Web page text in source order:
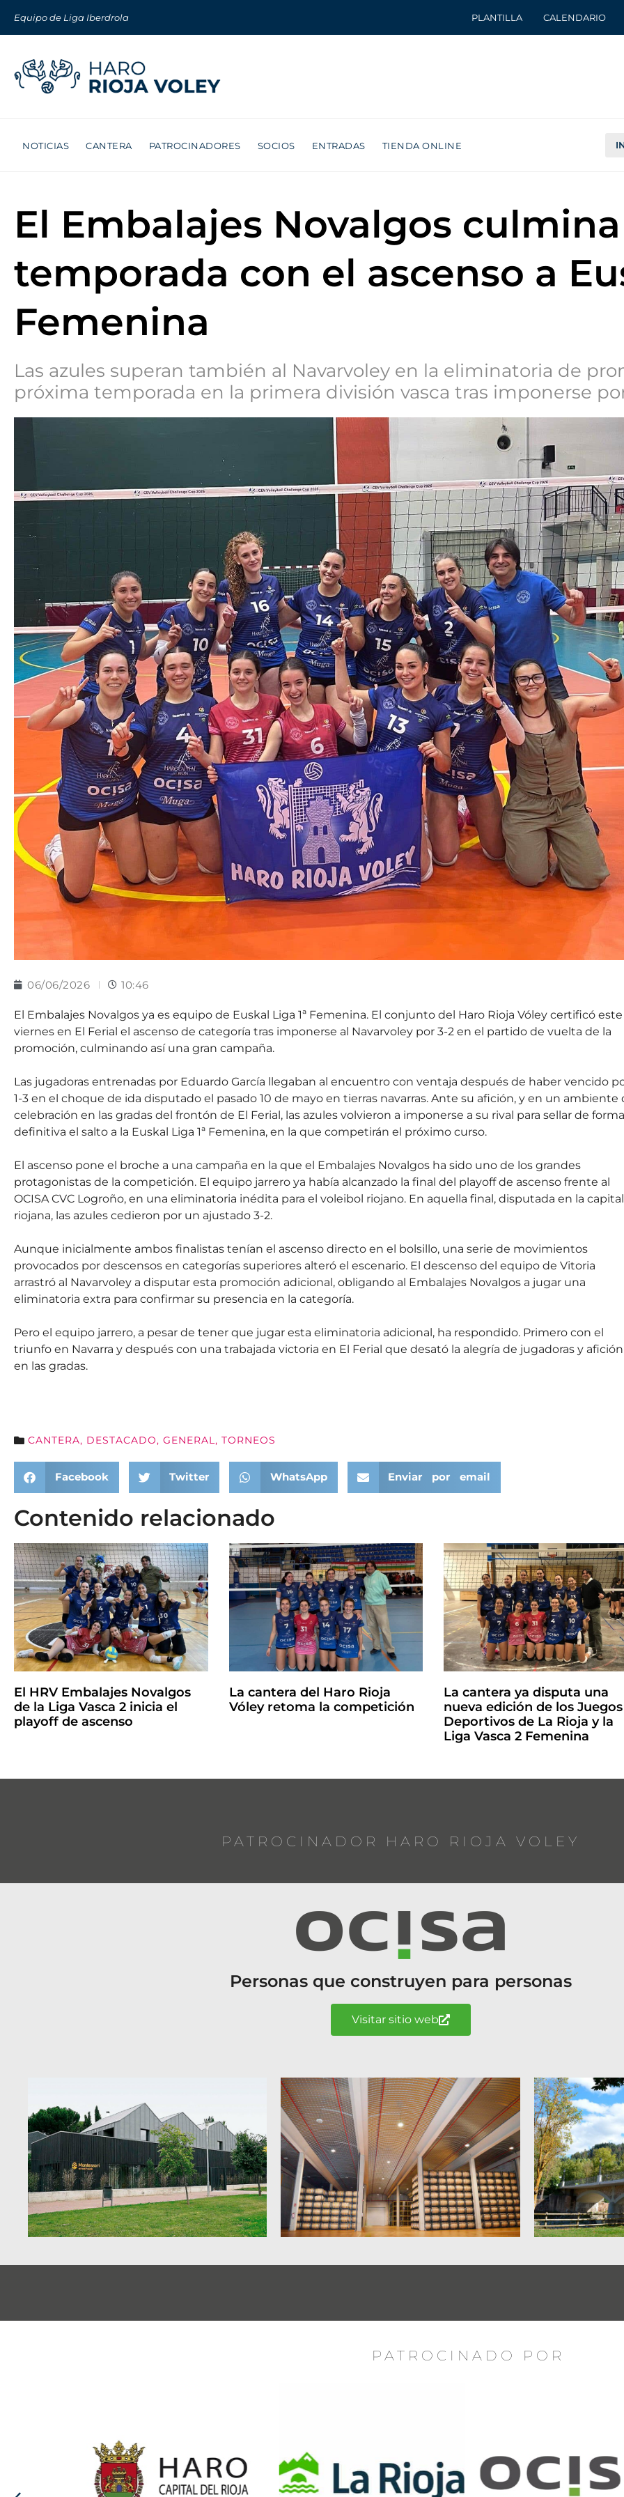
Equipo de Liga Iberdrola PLANTILLA CALENDARIO
NOTICIAS CANTERA PATROCINADORES SOCIOS ENTRADAS TIENDA ONLINE
El Embalajes Novalgos
temporada con el ascenso a
Femenina
Las azules superan también al Navarvoley en la eliminatoria de
próxima temporada en la primera división vasca tras imponerse
06/06/2026 10:46
El Embalajes Novalgos ya es equipo de Euskal Liga 1ª Femenina. El conjunto del Haro Rioja Vóley certificó este
viernes en El Ferial el ascenso de categoría tras imponerse al Navarvoley por 3-2 en el partido de vuelta de la
promoción, culminando así una gran campaña.
Las jugadoras entrenadas por Eduardo García llegaban al encuentro con ventaja después de haber vencido
1-3 en el choque de ida disputado el pasado 10 de mayo en tierras navarras. Ante su afición, y en un ambiente
celebración en las gradas del frontón de El Ferial, las azules volvieron a imponerse a su rival para sellar de forma
definitiva el salto a la Euskal Liga 1ª Femenina, en la que competirán el próximo curso.
El ascenso pone el broche a una campaña en la que el Embalajes Novalgos ha sido uno de los grandes
protagonistas de la competición. El equipo jarrero ya había alcanzado la final del playoff de ascenso frente al
OCISA CVC Logroño, en una eliminatoria inédita para el voleibol riojano. En aquella final, disputada en la capital
riojana, las azules cedieron por un ajustado 3-2.
Aunque inicialmente ambos finalistas tenían el ascenso directo en el bolsillo, una serie de movimientos
provocados por descensos en categorías superiores alteró el escenario. El descenso del equipo de Vitoria
arrastró al Navarvoley a disputar esta promoción adicional, obligando al Embalajes Novalgos a jugar una
eliminatoria extra para confirmar su presencia en la categoría.
Pero el equipo jarrero, a pesar de tener que jugar esta eliminatoria adicional, ha respondido. Primero con el
triunfo en Navarra y después con una trabajada victoria en El Ferial que desató la alegría de jugadoras y afición
en las gradas.
CANTERA, DESTACADO, GENERAL, TORNEOS
Facebook Twitter WhatsApp Enviar por email
Contenido relacionado
El HRV Embalajes Novalgos
de la Liga Vasca 2 inicia el
playoff de ascenso
La cantera del Haro Rioja
Vóley retoma la competición
La cantera ya disputa una
nueva edición de los Juegos
Deportivos de La Rioja y la
Liga Vasca 2 Femenina
PATROCINADOR HARO RIOJA VOLEY
Personas que construyen para personas
Visitar sitio web
PATROCINADO POR